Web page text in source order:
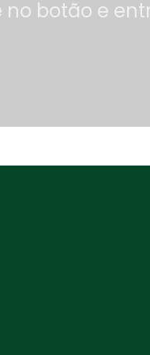
–
no botão e